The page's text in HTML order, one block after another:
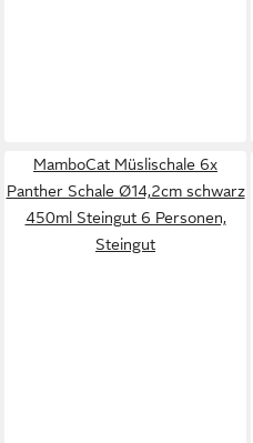
MamboCat Müslischale 6x
Panther Schale Ø14,2cm schwarz
450ml Steingut 6 Personen,
Steingut